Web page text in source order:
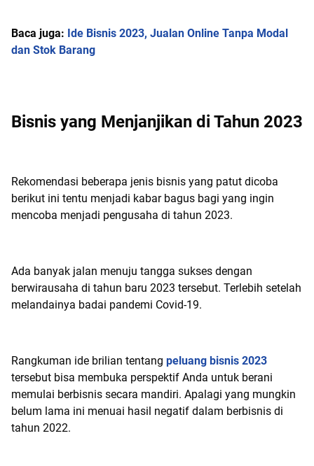
Baca juga: Ide Bisnis 2023, Jualan Online Tanpa Modal
dan Stok Barang
Bisnis yang Menjanjikan di Tahun 2023
Rekomendasi beberapa jenis bisnis yang patut dicoba
berikut ini tentu menjadi kabar bagus bagi yang ingin
mencoba menjadi pengusaha di tahun 2023.
Ada banyak jalan menuju tangga sukses dengan
berwirausaha di tahun baru 2023 tersebut. Terlebih setelah
melandainya badai pandemi Covid-19.
Rangkuman ide brilian tentang peluang bisnis 2023
tersebut bisa membuka perspektif Anda untuk berani
memulai berbisnis secara mandiri. Apalagi yang mungkin
belum lama ini menuai hasil negatif dalam berbisnis di
tahun 2022.